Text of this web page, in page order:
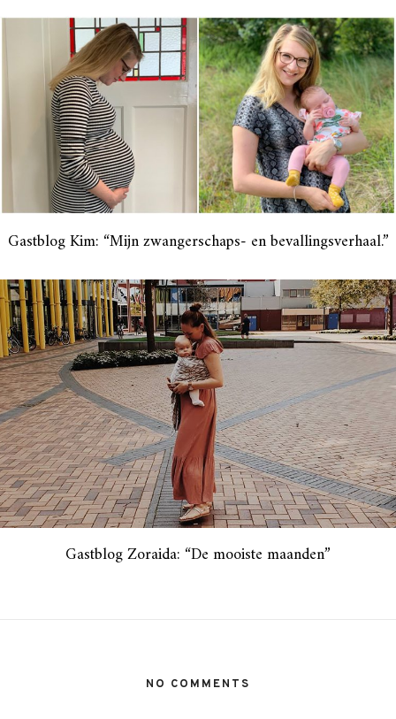
Gastblog Kim: “Mijn zwangerschaps- en bevallingsverhaal.”
Gastblog Zoraida: “De mooiste maanden”
NO COMMENTS